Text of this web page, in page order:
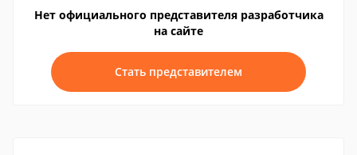
Нет официального представителя разработчика
на сайте
Стать представителем